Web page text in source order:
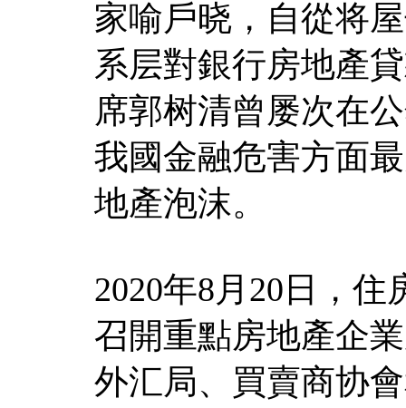
家喻戶晓，自從将
系层對銀行房地產
席郭树清曾屡次在
我國金融危害方面
地產泡沫。
2020年8月20日，
召開重點房地產企
外汇局、買賣商协